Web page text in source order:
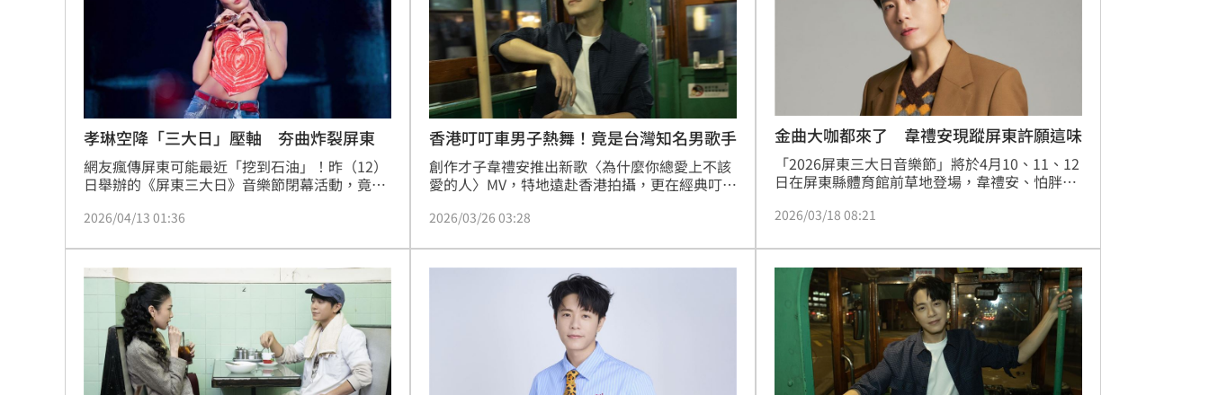
孝琳空降「三大日」壓軸 夯曲炸裂屏東
網友瘋傳屏東可能最近「挖到石油」！昨（12）
日舉辦的《屏東三大日》音樂節閉幕活動，竟邀
頭一回有韓國A咖偶像藝人前來演出，全省約上
位，聲勢浩大，要替女神在屏東初登場的演出大
力應援！
2026/04/13 01:36
香港叮叮車男子熱舞！竟是台灣知名男歌手
創作才子韋禮安推出新歌〈為什麼你總愛上不該
愛的人〉MV，特地遠赴香港拍攝，更在經典叮叮
「包下一整台叮叮車真的很酷，後來就像在家一
圍。
2026/03/26 03:28
金曲大咖都來了 韋禮安現蹤屏東許願這味
「2026屏東三大日音樂節」將於4月10、11、12
日在屏東縣體育館前草地登場，韋禮安、怕胖
中、李竺芯等超強卡司輪番開唱。韋禮安預告：
唱歌而已，而是像跟大家一起度過一段很開心的
音樂時間。如果現場大家很熱情，我應該也會忍
不住多聊幾句、多唱幾句。」
2026/03/18 08:21